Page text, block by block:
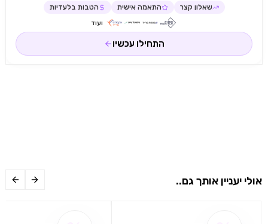
שאלון קצר התאמה אישית הטבות בלעדיות
ועוד
התחילו עכשיו
אולי יעניין אותך גם..